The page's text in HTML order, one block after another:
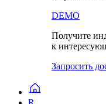
DEMO
Получите
к
Запросить